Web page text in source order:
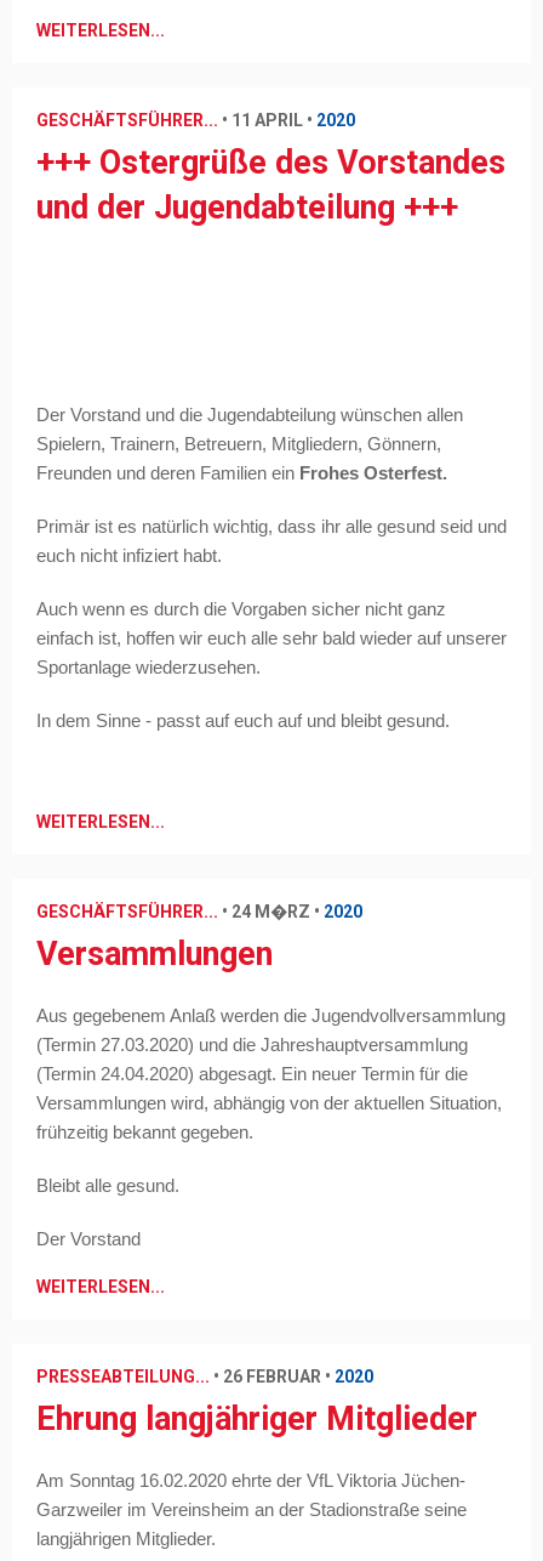
WEITERLESEN...
GESCHÄFTSFÜHRER... • 11 APRIL • 2020
+++ Ostergrüße des Vorstandes
und der Jugendabteilung +++
Der Vorstand und die Jugendabteilung wünschen allen
Spielern, Trainern, Betreuern, Mitgliedern, Gönnern,
Freunden und deren Familien ein Frohes Osterfest.
Primär ist es natürlich wichtig, dass ihr alle gesund seid und
euch nicht infiziert habt.
Auch wenn es durch die Vorgaben sicher nicht ganz
einfach ist, hoffen wir euch alle sehr bald wieder auf unserer
Sportanlage wiederzusehen.
In dem Sinne - passt auf euch auf und bleibt gesund.
WEITERLESEN...
GESCHÄFTSFÜHRER... • 24 M�RZ • 2020
Versammlungen
Aus gegebenem Anlaß werden die Jugendvollversammlung
(Termin 27.03.2020) und die Jahreshauptversammlung
(Termin 24.04.2020) abgesagt. Ein neuer Termin für die
Versammlungen wird, abhängig von der aktuellen Situation,
frühzeitig bekannt gegeben.
Bleibt alle gesund.
Der Vorstand
WEITERLESEN...
PRESSEABTEILUNG... • 26 FEBRUAR • 2020
Ehrung langjähriger Mitglieder
Am Sonntag 16.02.2020 ehrte der VfL Viktoria Jüchen-
Garzweiler im Vereinsheim an der Stadionstraße seine
langjährigen Mitglieder.